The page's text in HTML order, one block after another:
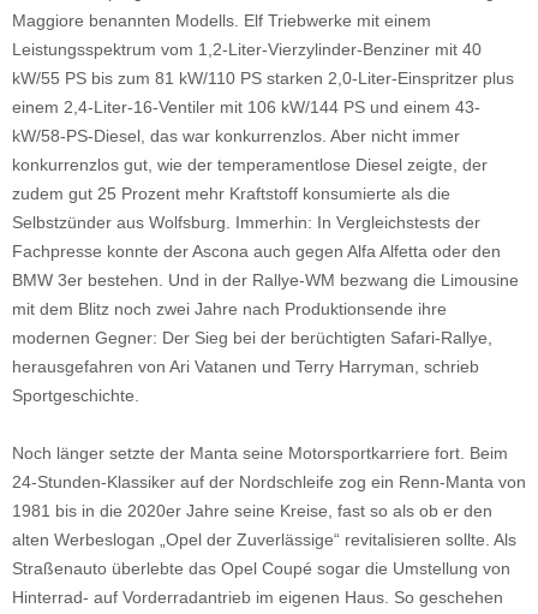
Maggiore benannten Modells. Elf Triebwerke mit einem
Leistungsspektrum vom 1,2-Liter-Vierzylinder-Benziner mit 40
kW/55 PS bis zum 81 kW/110 PS starken 2,0-Liter-Einspritzer plus
einem 2,4-Liter-16-Ventiler mit 106 kW/144 PS und einem 43-
kW/58-PS-Diesel, das war konkurrenzlos. Aber nicht immer
konkurrenzlos gut, wie der temperamentlose Diesel zeigte, der
zudem gut 25 Prozent mehr Kraftstoff konsumierte als die
Selbstzünder aus Wolfsburg. Immerhin: In Vergleichstests der
Fachpresse konnte der Ascona auch gegen Alfa Alfetta oder den
BMW 3er bestehen. Und in der Rallye-WM bezwang die Limousine
mit dem Blitz noch zwei Jahre nach Produktionsende ihre
modernen Gegner: Der Sieg bei der berüchtigten Safari-Rallye,
herausgefahren von Ari Vatanen und Terry Harryman, schrieb
Sportgeschichte.
Noch länger setzte der Manta seine Motorsportkarriere fort. Beim
24-Stunden-Klassiker auf der Nordschleife zog ein Renn-Manta von
1981 bis in die 2020er Jahre seine Kreise, fast so als ob er den
alten Werbeslogan „Opel der Zuverlässige“ revitalisieren sollte. Als
Straßenauto überlebte das Opel Coupé sogar die Umstellung von
Hinterrad- auf Vorderradantrieb im eigenen Haus. So geschehen